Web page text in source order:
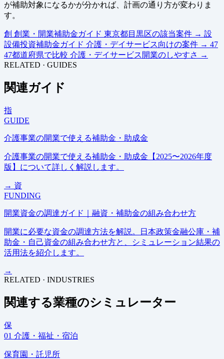
が補助対象になるかが分かれば、計画の通り方が変わりま
す。
創 創業・開業補助金ガイド 東京都目黒区の該当案件 → 設
設備投資補助金ガイド 介護・デイサービス向けの案件 → 47
47都道府県で比較 介護・デイサービス開業のしやすさ →
RELATED · GUIDES
関連ガイド
指
GUIDE
介護事業の開業で使える補助金・助成金
介護事業の開業で使える補助金・助成金【2025〜2026年度
版】について詳しく解説します。
→ 資
FUNDING
開業資金の調達ガイド｜融資・補助金の組み合わせ方
開業に必要な資金の調達方法を解説。日本政策金融公庫・補
助金・自己資金の組み合わせ方と、シミュレーション結果の
活用法を紹介します。
→
RELATED · INDUSTRIES
関連する業種のシミュレーター
保
01 介護・福祉・宿泊
保育園・託児所